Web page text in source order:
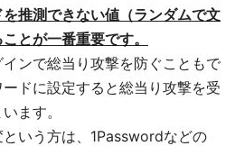
推測できない値（ランダムで文
とが一番重要です。
ンで総当り攻撃を防ぐこともで
ドに設定すると総当り攻撃を受
ます。
いう方は、1Passwordなどの